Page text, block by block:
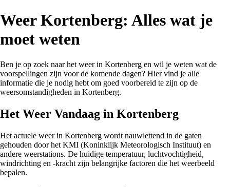
Weer Kortenberg: Alles wat je
moet weten
Ben je op zoek naar het weer in Kortenberg en wil je weten wat de
voorspellingen zijn voor de komende dagen? Hier vind je alle
informatie die je nodig hebt om goed voorbereid te zijn op de
weersomstandigheden in Kortenberg.
Het Weer Vandaag in Kortenberg
Het actuele weer in Kortenberg wordt nauwlettend in de gaten
gehouden door het KMI (Koninklijk Meteorologisch Instituut) en
andere weerstations. De huidige temperatuur, luchtvochtigheid,
windrichting en -kracht zijn belangrijke factoren die het weerbeeld
bepalen.